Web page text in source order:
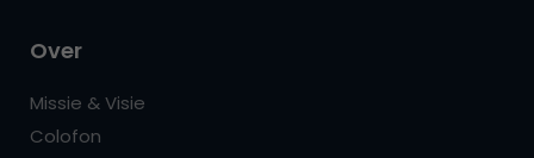
Over
Missie & Visie
Colofon